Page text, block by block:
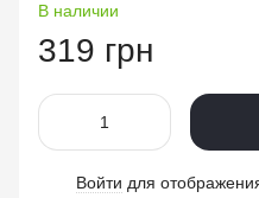
В наличии
319 грн
Войти для